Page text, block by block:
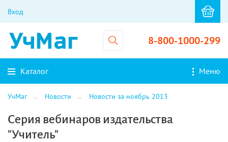
Вход
8-800-1000-299
Каталог Меню
УчМаг Новости Новости за ноябрь 2013
Серия вебинаров издательства
"Учитель"